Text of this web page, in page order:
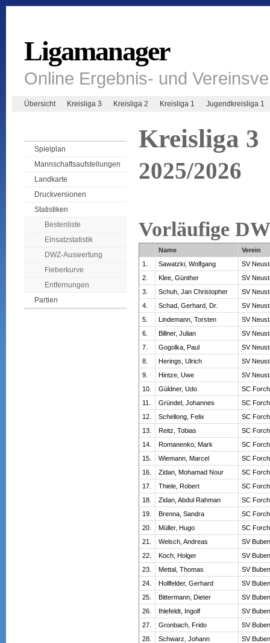
Ligamanager
Online Ergebnis- und
Übersicht Kreisliga 3 Kreisliga 2 Kreisliga 1 Jugendkreisliga 1
Spielplan
Mannschaftsaufstellungen
Landkarte
Druckversionen
Statistiken
Bestenliste
Einsatzstatistik
DWZ-Auswertung
Fieberkurve
Entfernungen
Partien
Kreisliga 3
2025/2026
Vorläufige
Name
Verein
1.
Sawatzki, Wolfgang
SV
2.
Klee, Günther
SV
3.
Schuh, Jan Christopher
SV
4.
Schad, Gerhard, Dr.
SV
5.
Lindemann, Torsten
SV
6.
Billner, Julian
SV
7.
Gogolka, Paul
SV
8.
Herings, Ulrich
SV
9.
Hintze, Uwe
SV
10.
Güldner, Udo
SC
11.
Gründel, Johannes
SC
12.
Schellong, Felix
SC
13.
Reitz, Tobias
SC
14.
Romanenko, Mark
SC
15.
Wiemann, Marcel
SC
16.
Zidan, Mohamad Nour
SC
17.
Thiele, Robert
SC
18.
Zidan, Abdul Rahman
SC
19.
Brenna, Sandra
SC
20.
Müller, Hugo
SC
21.
Welsch, Andreas
SV
22.
Koch, Holger
SV
23.
Mettal, Thomas
SV
24.
Hollfelder, Gerhard
SV
25.
Bittermann, Dieter
SV
26.
Ihlefeldt, Ingolf
SV
27.
Gronbach, Frido
SV
28.
Schwarz, Johann
SV